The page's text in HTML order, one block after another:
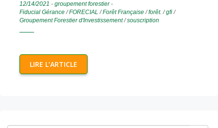
12/14/2021 - groupement forestier-
Fiducial Gérance/FORECIAL /Forêt Française/forêt. /gfi/
Groupement Forestier d'Investissement/souscription
LIRE L’ARTICLE